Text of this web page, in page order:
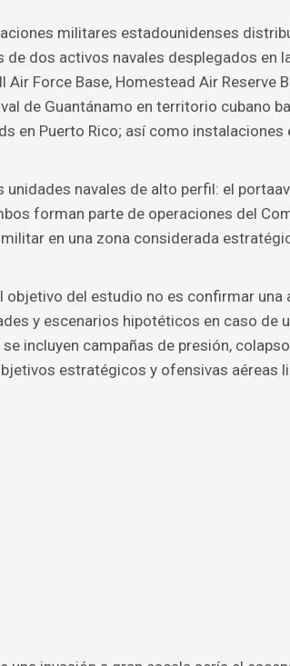
militares estadounidenses
de dos activos navales desplegados en
Force Base, Homestead Air Reserve
de Guantánamo en territorio cubano
en Puerto Rico; así como instalaciones
navales de alto perfil: el
forman parte de operaciones del
en una zona considerada
objetivo del estudio no es confirmar una
y escenarios hipotéticos en caso de
incluyen campañas de presión,
estratégicos y ofensivas aéreas